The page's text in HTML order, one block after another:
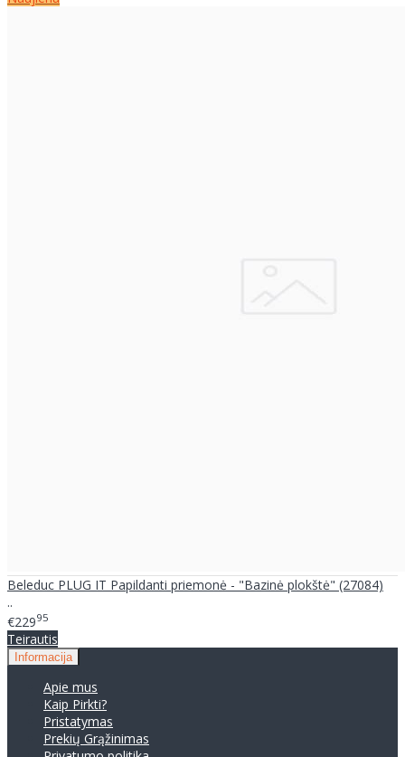
Beleduc PLUG IT Papildanti priemonė - "Bazinė plokštė" (27084)
..
€22995
Teirautis
Informacija
Apie mus
Kaip Pirkti?
Pristatymas
Prekių Grąžinimas